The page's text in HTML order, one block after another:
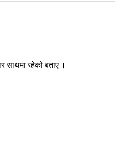
साथमा रहेको बताए ।